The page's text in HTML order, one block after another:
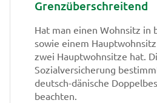
Grenzüberschreitend
Hat man einen Wohnsitz in
sowie einem
zwei Hauptwohnsitze hat.
Sozialversicherung
deutsch-dänische
beachten.